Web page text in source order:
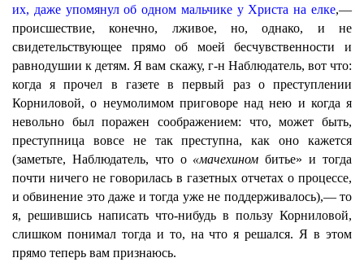
их, даже упомянул об одном мальчике у Христа на елке,—
происшествие, конечно, лживое, но, однако, и не
свидетельствующее прямо об моей бесчувственности и
равнодушии к детям. Я вам скажу, г-н Наблюдатель, вот что:
когда я прочел в газете в первый раз о преступлении
Корниловой, о неумолимом приговоре над нею и когда я
невольно был поражен соображением: что, может быть,
преступница вовсе не так преступна, как оно кажется
(заметьте, Наблюдатель, что о «мачехиномбитье» и тогда
почти ничего не говорилась в газетных отчетах о процессе,
и обвинение это даже и тогда уже не поддерживалось),— то
я, решившись написать что-нибудь в пользу Корниловой,
слишком понимал тогда и то, на что я решался. Я в этом
прямо теперь вам признаюсь.